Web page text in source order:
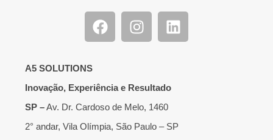
A5 SOLUTIONS
Inovação, Experiência e Resultado
SP –Av. Dr. Cardoso de Melo, 1460
2° andar, Vila Olímpia, São Paulo – SP